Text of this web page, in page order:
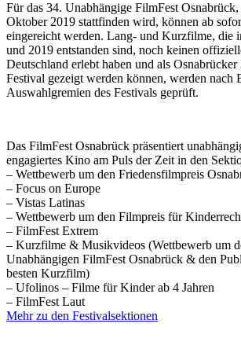
Für das 34. Unabhängige FilmFest
Oktober 2019 stattfinden wird, können ab
eingereicht werden. Lang- und Kurzfilme, die
und 2019 entstanden sind, noch keinen
Deutschland erlebt haben und als
Festival gezeigt werden können, werden nach
Auswahlgremien des Festivals geprüft.
Das FilmFest Osnabrück präsentiert
engagiertes Kino am Puls der Zeit in den
– Wettbewerb um den Friedensfilmpreis
– Focus on Europe
– Vistas Latinas
– Wettbewerb um den Filmpreis für
– FilmFest Extrem
– Kurzfilme & Musikvideos (Wettbewerb um
Unabhängigen FilmFest Osnabrück & den
besten Kurzfilm)
– Ufolinos – Filme für Kinder ab 4 Jahren
– FilmFest Laut
Mehr zu den Festivalsektionen